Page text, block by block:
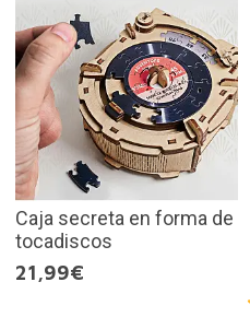
Caja secreta en forma de
tocadiscos
21,99€